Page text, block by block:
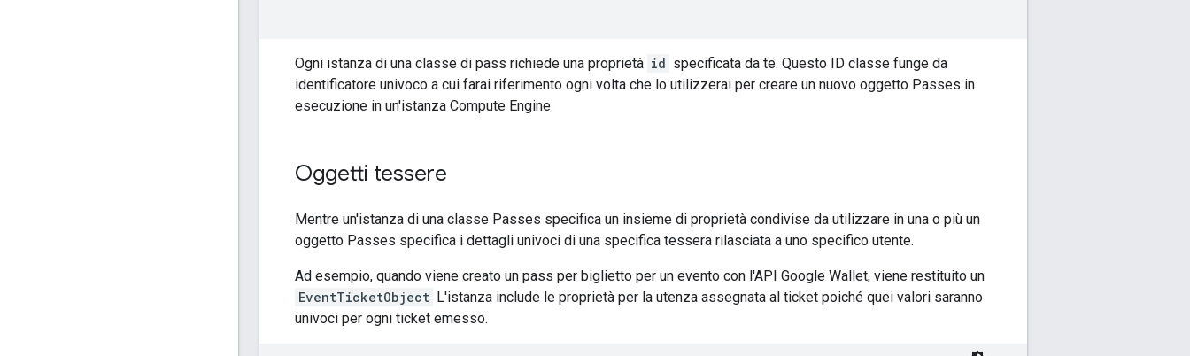
Ogni istanza di una classe di pass richiede una proprietà id specificata da te. Questo ID classe funge da
identificatore univoco a cui farai riferimento ogni volta che lo utilizzerai per creare un nuovo oggetto Passes in
esecuzione in un'istanza Compute Engine.
Oggetti tessere
Mentre un'istanza di una classe Passes specifica un insieme di proprietà condivise da utilizzare in una o più un
oggetto Passes specifica i dettagli univoci di una specifica tessera rilasciata a uno specifico utente.
Ad esempio, quando viene creato un pass per biglietto per un evento con l'API Google Wallet, viene restituito un
EventTicketObject L'istanza include le proprietà per la utenza assegnata al ticket poiché quei valori saranno
univoci per ogni ticket emesso.